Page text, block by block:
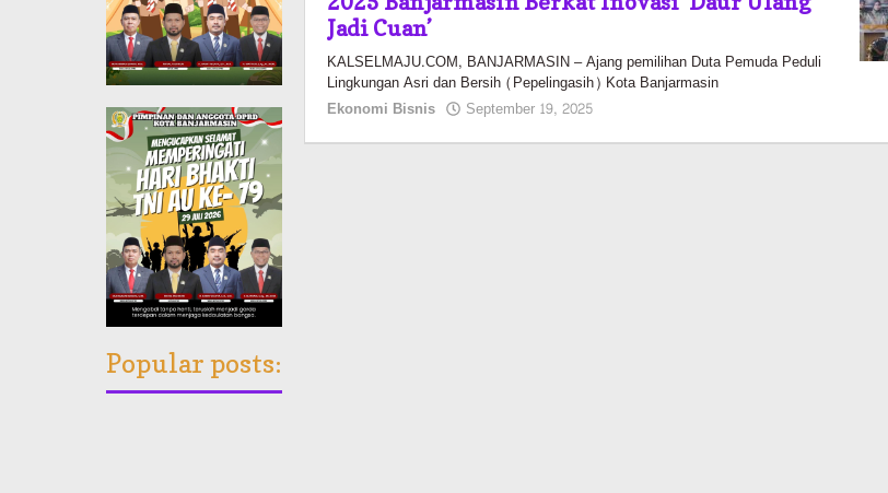
Popular posts:
Jadi Cuan’
KALSELMAJU.COM, BANJARMASIN – Ajang pemilihan Duta Pemuda Peduli
Lingkungan Asri dan Bersih (Pepelingasih) Kota Banjarmasin
Ekonomi Bisnis
September 19, 2025